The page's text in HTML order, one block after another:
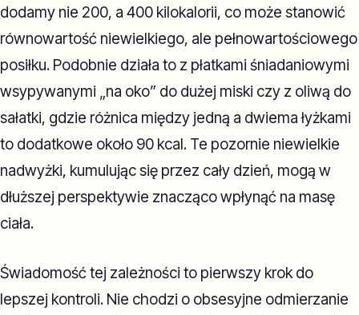
dodamy nie 200, a 400 kilokalorii, co może stanowić
równowartość niewielkiego, ale pełnowartościowego
posiłku. Podobnie działa to z płatkami śniadaniowymi
wsypywanymi „na oko” do dużej miski czy z oliwą do
sałatki, gdzie różnica między jedną a dwiema łyżkami
to dodatkowe około 90 kcal. Te pozornie niewielkie
nadwyżki, kumulując się przez cały dzień, mogą w
dłuższej perspektywie znacząco wpłynąć na masę
ciała.
Świadomość tej zależności to pierwszy krok do
lepszej kontroli. Nie chodzi o obsesyjne odmierzanie